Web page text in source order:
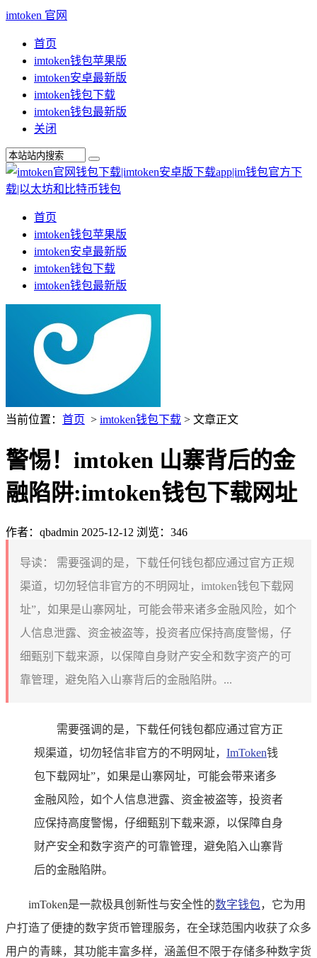
imtoken 官网
首页
imtoken钱包苹果版
imtoken安卓最新版
imtoken钱包下载
imtoken钱包最新版
关闭
首页
imtoken钱包苹果版
imtoken安卓最新版
imtoken钱包下载
imtoken钱包最新版
当前位置： 首页 > imtoken钱包下载 > 文章正文
警惕！imtoken 山寨背后的金
融陷阱:imtoken钱包下载网址
作者：qbadmin 2025-12-12 浏览：346
导读：
需要强调的是，下载任何钱包都应通过官方正规
渠道，切勿轻信非官方的不明网址，imtoken钱包下载网
址”，如果是山寨网址，可能会带来诸多金融风险，如个
人信息泄露、资金被盗等，投资者应保持高度警惕，仔
细甄别下载来源，以保障自身财产安全和数字资产的可
靠管理，避免陷入山寨背后的金融陷阱。...
需要强调的是，下载任何钱包都应通过官方正
规渠道，切勿轻信非官方的不明网址， ImToken钱
包下载网址”，如果是山寨网址，可能会带来诸多
金融风险，如个人信息泄露、资金被盗等，投资者
应保持高度警惕，仔细甄别下载来源，以保障自身
财产安全和数字资产的可靠管理，避免陷入山寨背
后的金融陷阱。
imToken是一款极具创新性与安全性的数字钱包，它为用
户打造了便捷的数字货币管理服务，在全球范围内收获了众多
用户的青睐，其功能丰富多样，涵盖但不限于存储多种数字货